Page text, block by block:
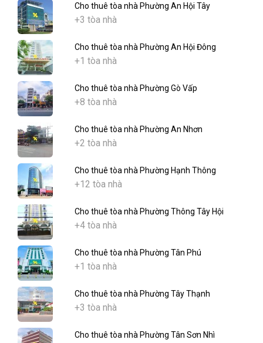
Cho thuê tòa nhà Phường An Hội Tây
+3 tòa nhà
Cho thuê tòa nhà Phường An Hội Đông
+1 tòa nhà
Cho thuê tòa nhà Phường Gò Vấp
+8 tòa nhà
Cho thuê tòa nhà Phường An Nhơn
+2 tòa nhà
Cho thuê tòa nhà Phường Hạnh Thông
+12 tòa nhà
Cho thuê tòa nhà Phường Thông Tây Hội
+4 tòa nhà
Cho thuê tòa nhà Phường Tân Phú
+1 tòa nhà
Cho thuê tòa nhà Phường Tây Thạnh
+3 tòa nhà
Cho thuê tòa nhà Phường Tân Sơn Nhì